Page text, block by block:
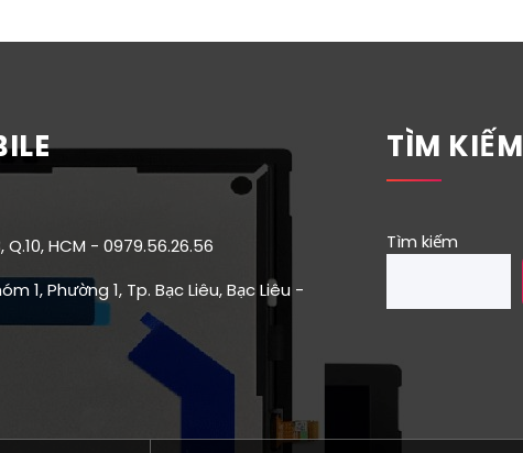
Q.10, HCM - 0979.56.26.56
1, Phường 1, Tp. Bạc Liêu, Bạc Liêu -
TÌM KIẾM
Tìm kiếm